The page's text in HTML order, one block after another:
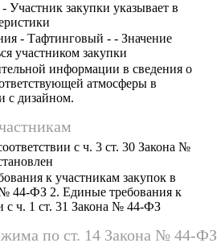
закупки указывает в
- Тафтинговый - - Значение
участником закупки
информации в сведения о
атмосферы в
с дизайном.
с ч. 3 ст. 30 Закона №
к участникам закупок в
№ 44-ФЗ 2. Единые требования к
с ч. 1 ст. 31 Закона № 44-ФЗ
по ст. 14 Закона № 44-ФЗ